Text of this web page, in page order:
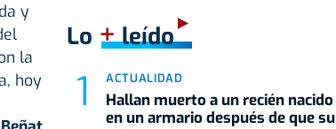
y
la
hoy
Lo +leído
ACTUALIDAD
Hallan muerto a un recién nacido
en un armario después de que su